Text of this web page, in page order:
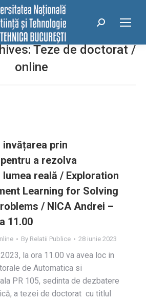
Search:
Teze de doctorat /
online
invățarea prin
a rezolva
reală / Exploration
Learning for Solving
/ NICA Andrei –
11.00
By Relatii Publice 28 iunie 2023
la ora 11.00 va avea loc in
de Automatica si
PR 105, sedinta de dezbatere
a tezei de doctorat cu titlul